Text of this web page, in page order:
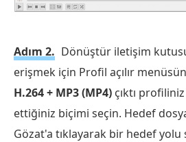
Adım 2. Dönüştür iletişim
erişmek için Profil açılır
H.264 + MP3 (MP4) çıktı
ettiğiniz biçimi seçin. Hedef
Gözat'a tıklayarak bir hedef yolu